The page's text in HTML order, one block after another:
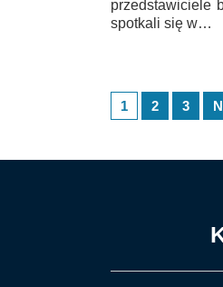
przedstawiciele
spotkali się w…
1 2 3